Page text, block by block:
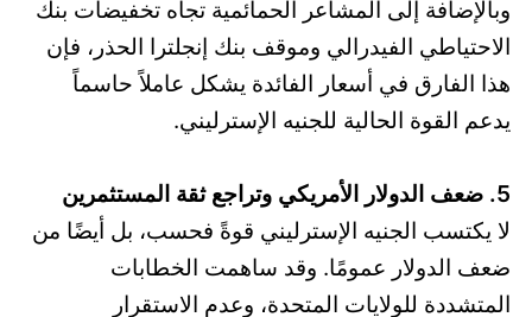
وبالإضافة إلى المشاعر الحمائمية تجاه تخفيضات بنك
الاحتياطي الفيدرالي وموقف بنك إنجلترا الحذر، فإن
هذا الفارق في أسعار الفائدة يشكل عاملاً حاسماً
يدعم القوة الحالية للجنيه الإسترليني.
5. ضعف الدولار الأمريكي وتراجع ثقة المستثمرين
لا يكتسب الجنيه الإسترليني قوةً فحسب، بل أيضًا من
ضعف الدولار عمومًا. وقد ساهمت الخطابات
المتشددة للولايات المتحدة، وعدم الاستقرار